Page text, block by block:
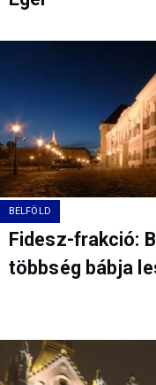
BELFÖLD
Fidesz-frakció:
többség bábja